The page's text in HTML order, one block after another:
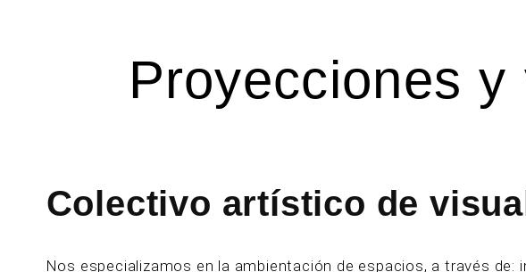
Proyecciones
Colectivo artístico de
Nos especializamos en la ambientación de espacios, a través